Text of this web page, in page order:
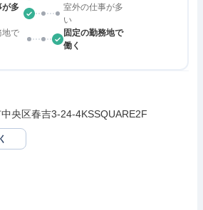
が多
室外の仕事が多
い
地で
固定の勤務地で
働く
央区春吉3-24-4KSSQUARE2F